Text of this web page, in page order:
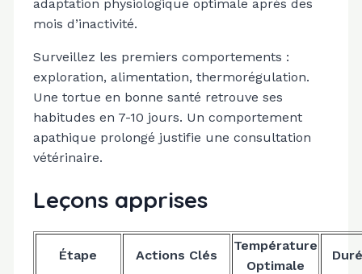
adaptation physiologique optimale après des
mois d’inactivité.
Surveillez les premiers comportements :
exploration, alimentation, thermorégulation.
Une tortue en bonne santé retrouve ses
habitudes en 7-10 jours. Un comportement
apathique prolongé justifie une consultation
vétérinaire.
Leçons apprises
Étape Actions Clés
Température
Optimale